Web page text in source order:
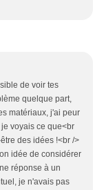
de voir tes
quelque part,
matériaux, j'ai peur
voyais ce que<br
des idées !<br />
idée de considérer
réponse à un
je n'avais pas